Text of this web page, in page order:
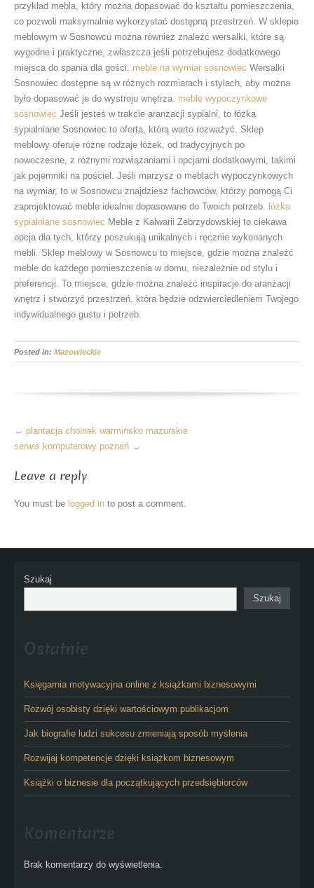
przykład mebla, który można dopasować do kształtu pomieszczenia,
co pozwoli maksymalnie wykorzystać dostępną przestrzeń. W sklepie
meblowym w Sosnowcu można również znaleźć wersalki, które są
wygodne i praktyczne, zwłaszcza jeśli potrzebujesz dodatkowego
miejsca do spania dla gości. meble na wymiar sosnowiec Wersalki
Sosnowiec dostępne są w różnych rozmiarach i stylach, aby można
było dopasować je do wystroju wnętrza. meble wypoczynkowe
sosnowiec Jeśli jesteś w trakcie aranżacji sypialni, to łóżka
sypialniane Sosnowiec to oferta, którą warto rozważyć. Sklep
meblowy oferuje różne rodzaje łóżek, od tradycyjnych po
nowoczesne, z różnymi rozwiązaniami i opcjami dodatkowymi, takimi
jak pojemniki na pościel. Jeśli marzysz o meblach wypoczynkowych
na wymiar, to w Sosnowcu znajdziesz fachowców, którzy pomogą Ci
zaprojektować meble idealnie dopasowane do Twoich potrzeb. łóżka
sypialniane sosnowiec Meble z Kalwarii Zebrzydowskiej to ciekawa
opcja dla tych, którzy poszukują unikalnych i ręcznie wykonanych
mebli. Sklep meblowy w Sosnowcu to miejsce, gdzie można znaleźć
meble do każdego pomieszczenia w domu, niezależnie od stylu i
preferencji. To miejsce, gdzie można znaleźć inspiracje do aranżacji
wnętrz i stworzyć przestrzeń, która będzie odzwierciedleniem Twojego
indywidualnego gustu i potrzeb.
Posted in: Mazowieckie
More
Articles
← plantacja choinek warmińsko mazurskie
serwis komputerowy poznań →
Leave a reply
You must be logged in to post a comment.
Szukaj
Szukaj
Ostatnie
Księgarnia motywacyjna online z książkami biznesowymi
Rozwój osobisty dzięki wartościowym publikacjom
Jak biografie ludzi sukcesu zmieniają sposób myślenia
Rozwijaj kompetencje dzięki książkom biznesowym
Książki o biznesie dla początkujących przedsiębiorców
Komentarze
Brak komentarzy do wyświetlenia.